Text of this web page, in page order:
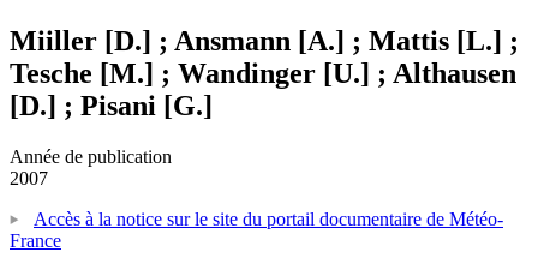
Miiller [D.] ; Ansmann [A.] ; Mattis [L.] ;
Tesche [M.] ; Wandinger [U.] ; Althausen
[D.] ; Pisani [G.]
Année de publication
2007
Accès à la notice sur le site du portail documentaire de Météo-
France